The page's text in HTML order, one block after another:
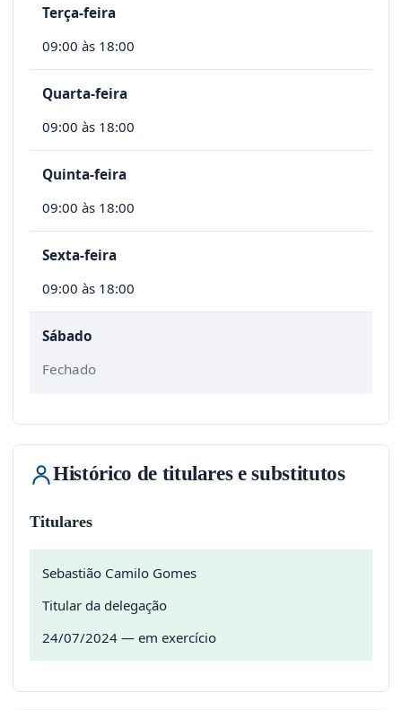
Terça-feira
09:00 às 18:00
Quarta-feira
09:00 às 18:00
Quinta-feira
09:00 às 18:00
Sexta-feira
09:00 às 18:00
Sábado
Fechado
Histórico de titulares e substitutos
Titulares
Sebastião Camilo Gomes
Titular da delegação
24/07/2024 — em exercício